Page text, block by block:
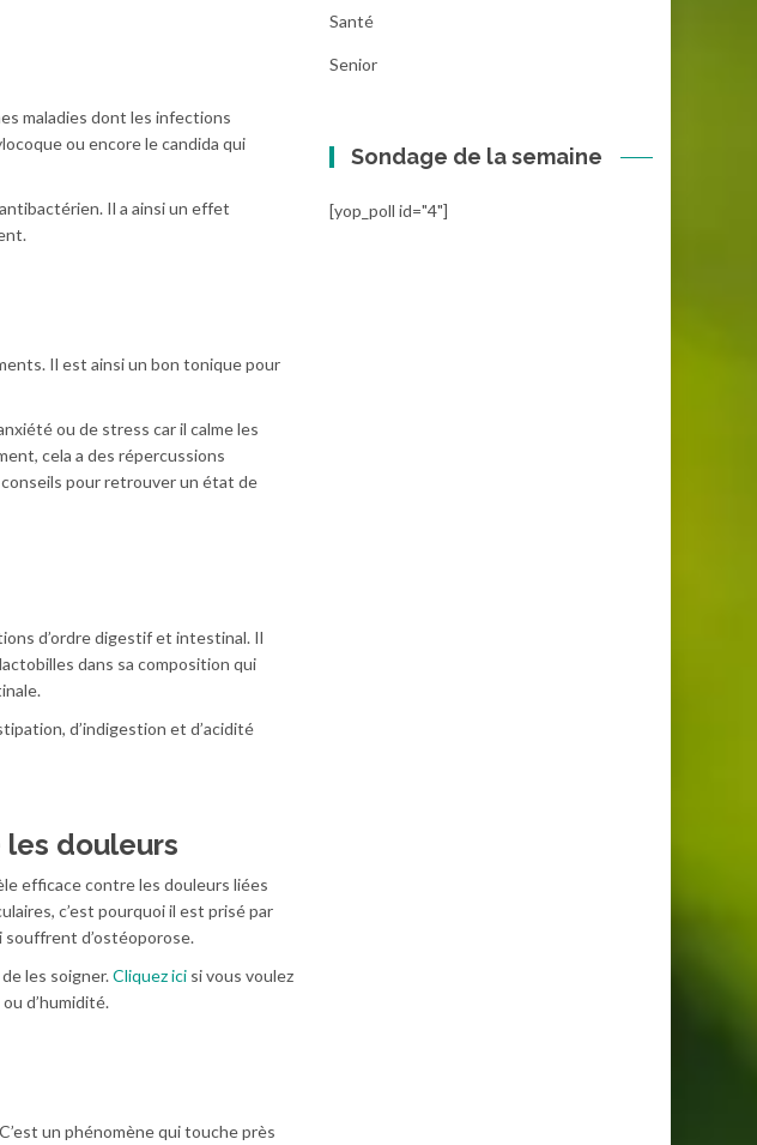
maladies dont les infections
ou encore le candida qui
Il a ainsi un effet
Il est ainsi un bon tonique pour
ou de stress car il calme les
cela a des répercussions
pour retrouver un état de
d’ordre digestif et intestinal. Il
dans sa composition qui
d’indigestion et d’acidité
douleurs
efficace contre les douleurs liées
c’est pourquoi il est prisé par
souffrent d’ostéoporose.
les soigner.Cliquez ici si vous voulez
d’humidité.
un phénomène qui touche près
Santé
Senior
Sondage de la semaine
[yop_poll id="4"]